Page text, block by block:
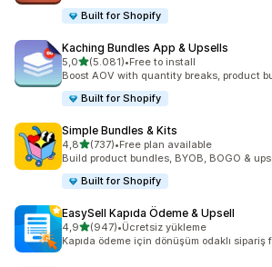
Built for Shopify
Kaching Bundles App & Upsells
5,05 yıldız üzerinden
(5.081)
toplam 5081 değerlendirme
•Free to install
Boost AOV with quantity breaks, product
Built for Shopify
Simple Bundles & Kits
4,85 yıldız üzerinden
(737)
toplam 737 değerlendirme
•Free plan available
Build product bundles, BYOB, BOGO &
Built for Shopify
EasySell Kapıda Ödeme & Upsell
4,95 yıldız üzerinden
(947)
toplam 947 değerlendirme
•Ücretsiz yükleme
Kapıda ödeme için dönüşüm odaklı sipariş